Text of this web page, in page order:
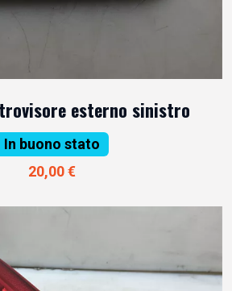
esterno sinistro
In buono stato
20,00 €